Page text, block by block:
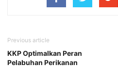
Previous article
KKP Optimalkan Peran
Pelabuhan Perikanan